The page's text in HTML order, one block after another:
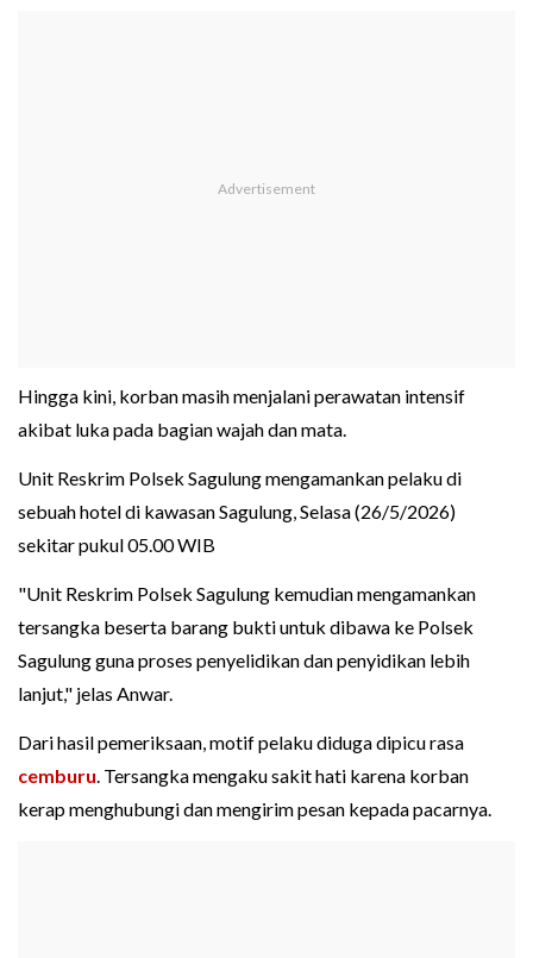
Hingga kini, korban masih menjalani perawatan intensif
akibat luka pada bagian wajah dan mata.
Unit Reskrim Polsek Sagulung mengamankan pelaku di
sebuah hotel di kawasan Sagulung, Selasa (26/5/2026)
sekitar pukul 05.00 WIB
"Unit Reskrim Polsek Sagulung kemudian mengamankan
tersangka beserta barang bukti untuk dibawa ke Polsek
Sagulung guna proses penyelidikan dan penyidikan lebih
lanjut," jelas Anwar.
Dari hasil pemeriksaan, motif pelaku diduga dipicu rasa
cemburu. Tersangka mengaku sakit hati karena korban
kerap menghubungi dan mengirim pesan kepada pacarnya.